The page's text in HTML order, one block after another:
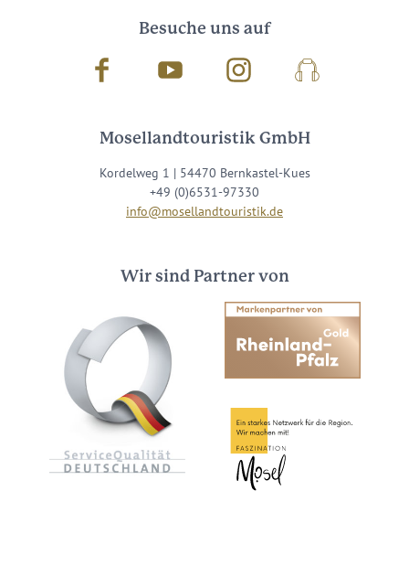
Besuche uns auf
Facebook Youtube InstagramPodcast
Mosellandtouristik GmbH
Kordelweg 1 | 54470 Bernkastel-Kues
+49 (0)6531-97330
info@mosellandtouristik.de
Wir sind Partner von